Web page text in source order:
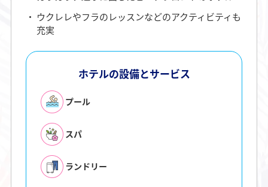
ウクレレやフラのレッスンなどのアクティビティも
充実
ホテルの設備とサービス
プール
スパ
ランドリー